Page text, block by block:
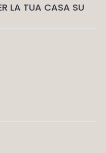
LA TUA CASA SU